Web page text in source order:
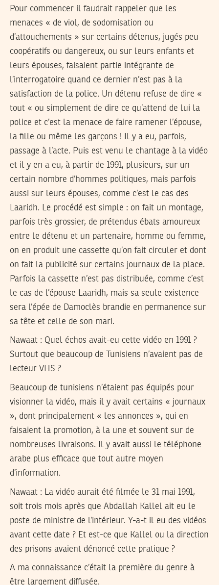
Pour commencer il faudrait rappeler que les
menaces « de viol, de sodomisation ou
d’attouchements » sur certains détenus, jugés peu
coopératifs ou dangereux, ou sur leurs enfants et
leurs épouses, faisaient partie intégrante de
l’interrogatoire quand ce dernier n’est pas à la
satisfaction de la police. Un détenu refuse de dire «
tout « ou simplement de dire ce qu’attend de lui la
police et c’est la menace de faire ramener l’épouse,
la fille ou même les garçons ! Il y a eu, parfois,
passage à l’acte. Puis est venu le chantage à la vidéo
et il y en a eu, à partir de 1991, plusieurs, sur un
certain nombre d’hommes politiques, mais parfois
aussi sur leurs épouses, comme c’est le cas des
Laaridh. Le procédé est simple : on fait un montage,
parfois très grossier, de prétendus ébats amoureux
entre le détenu et un partenaire, homme ou femme,
on en produit une cassette qu’on fait circuler et dont
on fait la publicité sur certains journaux de la place.
Parfois la cassette n’est pas distribuée, comme c’est
le cas de l’épouse Laaridh, mais sa seule existence
sera l’épée de Damoclès brandie en permanence sur
sa tête et celle de son mari.
Nawaat : Quel échos avait-eu cette vidéo en 1991 ?
Surtout que beaucoup de Tunisiens n’avaient pas de
lecteur VHS ?
Beaucoup de tunisiens n’étaient pas équipés pour
visionner la vidéo, mais il y avait certains « journaux
», dont principalement « les annonces », qui en
faisaient la promotion, à la une et souvent sur de
nombreuses livraisons. Il y avait aussi le téléphone
arabe plus efficace que tout autre moyen
d’information.
Nawaat : La vidéo aurait été filmée le 31 mai 1991,
soit trois mois après que Abdallah Kallel ait eu le
poste de ministre de l’intérieur. Y-a-t il eu des vidéos
avant cette date ? Et est-ce que Kallel ou la direction
des prisons avaient dénoncé cette pratique ?
A ma connaissance c’était la première du genre à
être largement diffusée.